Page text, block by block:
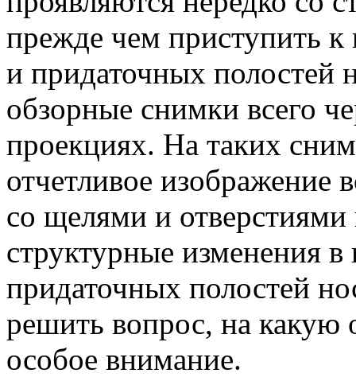
прежде чем приступить к
и придаточных полостей
обзорные снимки всего
проекциях. На таких
отчетливое изображение
со щелями и
структурные изменения
придаточных полостей
решить вопрос, на какую
особое внимание.